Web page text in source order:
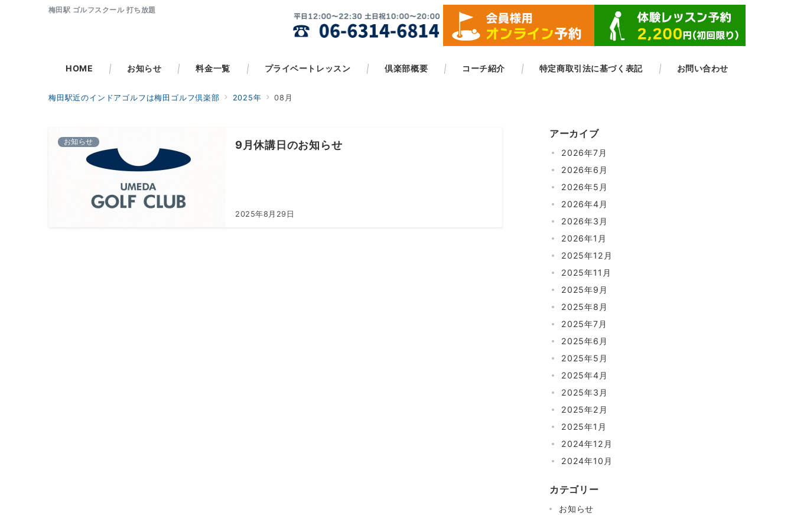
梅田駅 ゴルフスクール 打ち放題
HOME お知らせ 料金一覧 プライベートレッスン 倶楽部概要 コーチ紹介 ​特定商取引法に基づく表記 お問い合わせ
梅田駅近のインドアゴルフは梅田ゴルフ倶楽部 2025年 08月
お知らせ 9月休講日のお知らせ
2025年8月29日
アーカイブ
2026年7月
2026年6月
2026年5月
2026年4月
2026年3月
2026年1月
2025年12月
2025年11月
2025年9月
2025年8月
2025年7月
2025年6月
2025年5月
2025年4月
2025年3月
2025年2月
2025年1月
2024年12月
2024年10月
カテゴリー
お知らせ